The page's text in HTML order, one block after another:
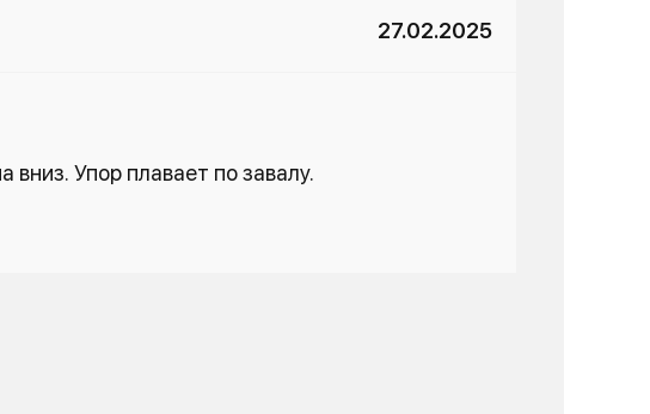
27.02.2025
Упор плавает по завалу.